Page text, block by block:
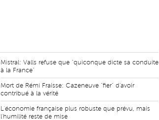
Mistral: Valls refuse que "quiconque dicte sa conduite
à la France"
Mort de Rémi Fraisse: Cazeneuve "fier" d'avoir
contribué à la vérité
L'économie française plus robuste que prévu, mais
l'humilité reste de mise